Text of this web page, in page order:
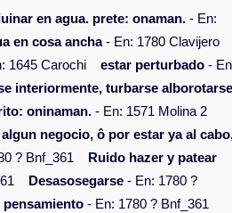
en agua. prete: onaman. - En:
en cosa ancha- En: 1780 Clavijero
1645 Carochi estar perturbado -
interiormente, turbarse
oninaman. - En: 1571 Molina 2
negocio, ô por estar ya al
? Bnf_361
Ruido hazer y patear
Desasosegarse - En: 1780 ?
pensamiento - En: 1780 ? Bnf_361